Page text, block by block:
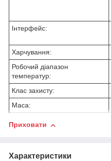
Інтерфейс:
Харчування:
Робочий діапазон
температур:
Клас захисту:
Маса:
Приховати
Характеристики